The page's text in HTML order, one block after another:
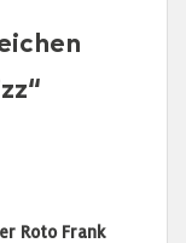
Roto Frank